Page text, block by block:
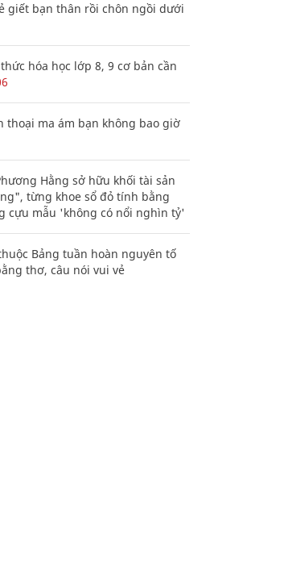
giết bạn thân rồi chôn ngồi dưới
hóa học lớp 8, 9 cơ bản cần
thoại ma ám bạn không bao giờ
Hằng sở hữu khối tài sản
từng khoe sổ đỏ tính bằng
cựu mẫu 'không có nổi nghìn tỷ'
Bảng tuần hoàn nguyên tố
thơ, câu nói vui vẻ